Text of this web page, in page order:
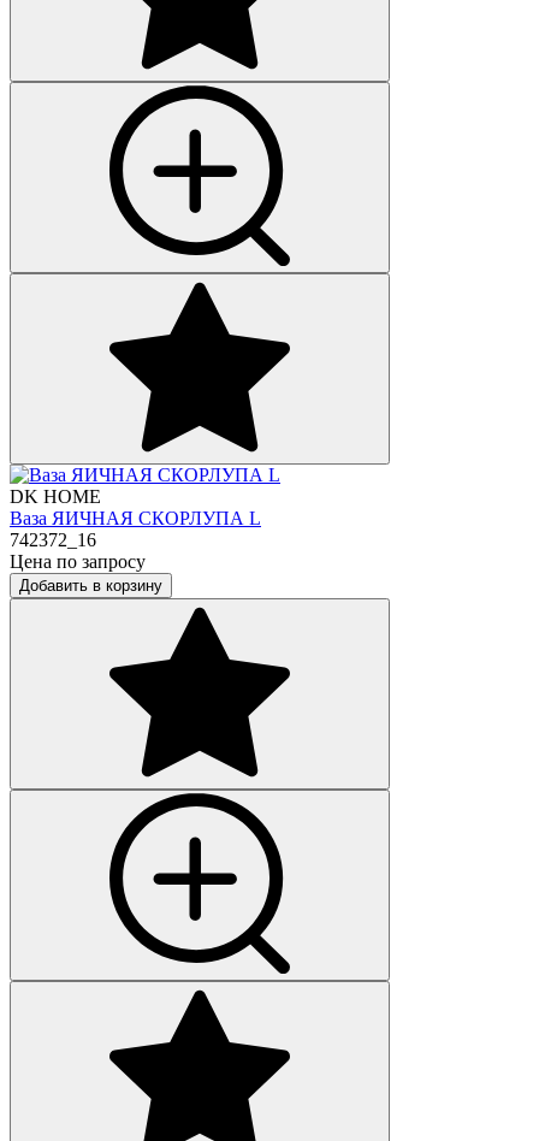
DK HOME
Ваза ЯИЧНАЯ СКОРЛУПА L
742372_16
Цена по запросу
Добавить в корзину